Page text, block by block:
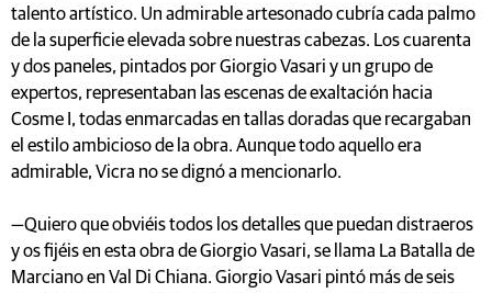
talento artístico. Un admirable artesonado cubría cada palmo
de la superficie elevada sobre nuestras cabezas. Los cuarenta
y dos paneles, pintados por Giorgio Vasari y un grupo de
expertos, representaban las escenas de exaltación hacia
Cosme I, todas enmarcadas en tallas doradas que recargaban
el estilo ambicioso de la obra. Aunque todo aquello era
admirable, Vicra no se dignó a mencionarlo.
—Quiero que obviéis todos los detalles que puedan distraeros
y os fijéis en esta obra de Giorgio Vasari, se llama La Batalla de
Marciano en Val Di Chiana. Giorgio Vasari pintó más de seis